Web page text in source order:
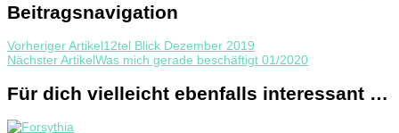
Beitragsnavigation
Vorheriger Artikel12tel Blick Dezember 2019
Nächster ArtikelWas mich gerade beschäftigt 01/2020
Für dich vielleicht ebenfalls interessant …